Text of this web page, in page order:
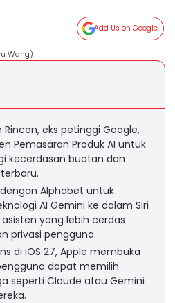
Add Us on Google
Wang)
eks petinggi Google,
Pemasaran Produk AI untuk
kecerdasan buatan dan
Alphabet untuk
AI Gemini ke dalam Siri
yang lebih cerdas
privasi pengguna.
di iOS 27, Apple membuka
dapat memilih
seperti Claude atau Gemini